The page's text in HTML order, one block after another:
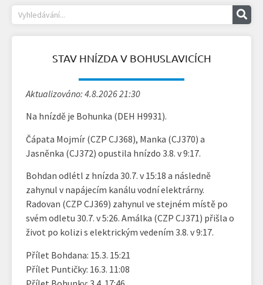
STAV HNÍZDA V BOHUSLAVICÍCH
Aktualizováno: 4.8.2026 21:30
Na hnízdě je Bohunka (DEH H9931).
Čápata Mojmír (CZP CJ368), Manka (CJ370) a
Jasněnka (CJ372) opustila hnízdo 3.8. v 9:17.
Bohdan odlétl z hnízda 30.7. v 15:18 a následně
zahynul v napájecím kanálu vodní elektrárny.
Radovan (CZP CJ369) zahynul ve stejném místě po
svém odletu 30.7. v 5:26. Amálka (CZP CJ371) přišla o
život po kolizi s elektrickým vedením 3.8. v 9:17.
Přílet Bohdana: 15.3. 15:21
Přílet Puntičky: 16.3. 11:08